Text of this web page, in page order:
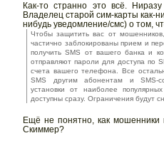
Как-то странно это всё.
Владелец старой сим-карты как-
нибудь уведомление/смс) о том,
Чтобы защитить вас от
частично заблокированы прием и
получить SMS от вашего банка и
отправляют пароли для доступа по
счета вашего телефона. Все
SMS другим абонентам и SMS-
установки от наиболее
доступны сразу. Ограничения будут
Ещё не понятно, как мошенники
Скиммер?